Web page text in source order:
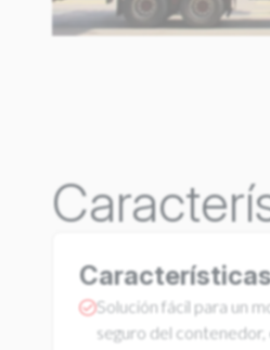
Solución fácil para un
seguro del